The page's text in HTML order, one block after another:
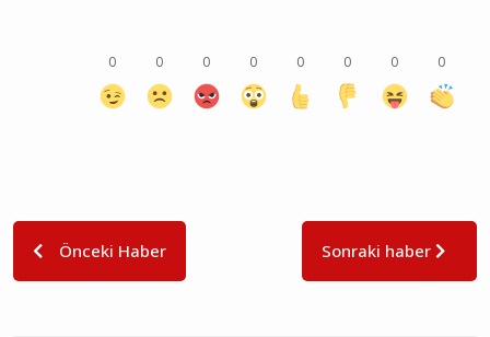
0 0 0 0 0 0 0 0
Önceki Haber Sonraki haber